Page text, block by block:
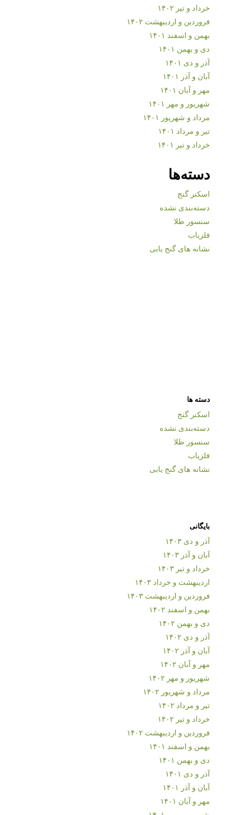
خرداد و تیر ۱۴۰۲
فروردین و اردیبهشت ۱۴۰۲
بهمن و اسفند ۱۴۰۱
دی و بهمن ۱۴۰۱
آذر و دی ۱۴۰۱
آبان و آذر ۱۴۰۱
مهر و آبان ۱۴۰۱
شهریور و مهر ۱۴۰۱
مرداد و شهریور ۱۴۰۱
تیر و مرداد ۱۴۰۱
خرداد و تیر ۱۴۰۱
دسته‌ها
اسکنر گنج
دسته‌بندی نشده
سنسور طلا
فلزیاب
نشانه های گنج یابی
دسته ها
اسکنر گنج
دسته‌بندی نشده
سنسور طلا
فلزیاب
نشانه های گنج یابی
بایگانی
آذر و دی ۱۴۰۳
آبان و آذر ۱۴۰۳
خرداد و تیر ۱۴۰۳
اردیبهشت و خرداد ۱۴۰۳
فروردین و اردیبهشت ۱۴۰۳
بهمن و اسفند ۱۴۰۲
دی و بهمن ۱۴۰۲
آذر و دی ۱۴۰۲
آبان و آذر ۱۴۰۲
مهر و آبان ۱۴۰۲
شهریور و مهر ۱۴۰۲
مرداد و شهریور ۱۴۰۲
تیر و مرداد ۱۴۰۲
خرداد و تیر ۱۴۰۲
فروردین و اردیبهشت ۱۴۰۲
بهمن و اسفند ۱۴۰۱
دی و بهمن ۱۴۰۱
آذر و دی ۱۴۰۱
آبان و آذر ۱۴۰۱
مهر و آبان ۱۴۰۱